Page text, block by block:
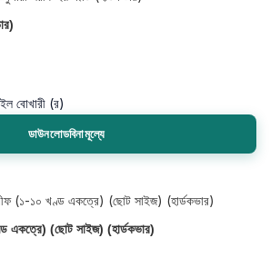
বোখারী (র)
ডাউনলোডবিনামূল্যে
একত্রে) (ছোট সাইজ) (হার্ডকভার)